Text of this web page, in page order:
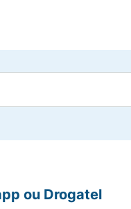
ou Drogatel